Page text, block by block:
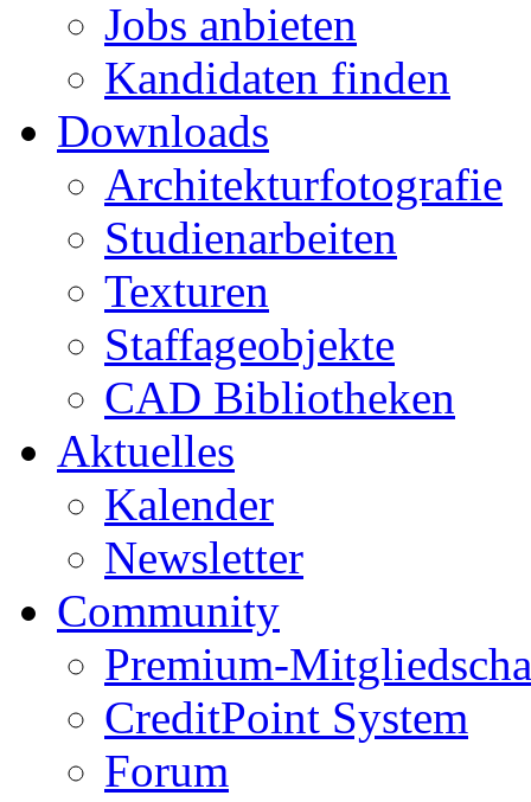
Jobs anbieten
Kandidaten finden
Downloads
Architekturfotografie
Studienarbeiten
Texturen
Staffageobjekte
CAD Bibliotheken
Aktuelles
Kalender
Newsletter
Community
Premium-
CreditPoint System
Forum